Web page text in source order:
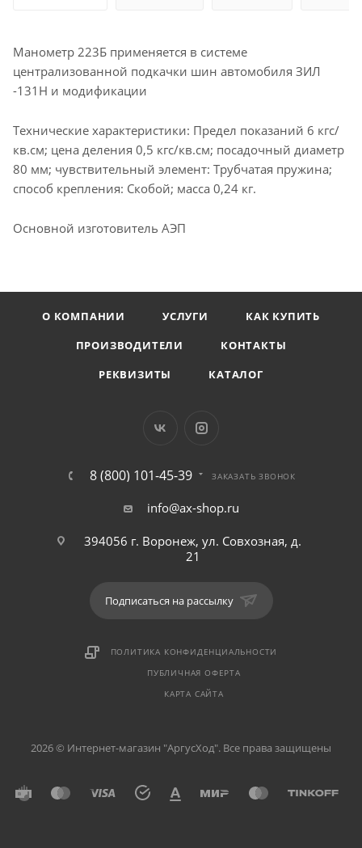
Манометр 223Б применяется в системе
централизованной подкачки шин автомобиля ЗИЛ
-131Н и модификации
Технические характеристики: Предел показаний 6 кгс/
кв.см; цена деления 0,5 кгс/кв.см; посадочный диаметр
80 мм; чувствительный элемент: Трубчатая пружина;
способ крепления: Скобой; масса 0,24 кг.
Основной изготовитель АЭП
О КОМПАНИИ УСЛУГИ
КАК КУПИТЬ
ПРОИЗВОДИТЕЛИ
КОНТАКТЫ
РЕКВИЗИТЫ
КАТАЛОГ
8 (800) 101-45-39 ЗАКАЗАТЬ ЗВОНОК
info@ax-shop.ru
394056 г. Воронеж, ул. Совхозная, д.
21
Подписаться на рассылку
ПОЛИТИКА КОНФИДЕНЦИАЛЬНОСТИ
ПУБЛИЧНАЯ ОФЕРТА
КАРТА САЙТА
2026 © Интернет-магазин "АргусХод". Все права защищены